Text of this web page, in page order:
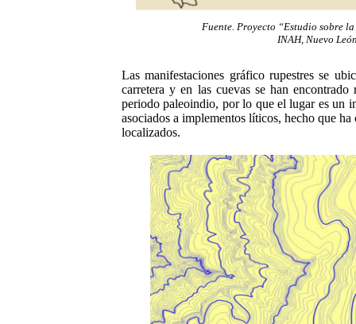
Fuente. Proyecto “Estudio sobre
INAH, Nuevo
Las manifestaciones gráfico rupestres se
carretera y en las cuevas se han
periodo paleoindio, por lo que el lugar es un
asociados a implementos líticos, hecho que
localizados.